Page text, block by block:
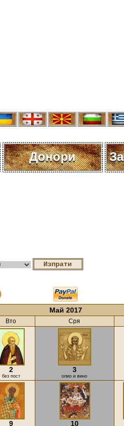
Донори
Май 2017
Вто Сря
2
без пост
3
олио и вино
9 10